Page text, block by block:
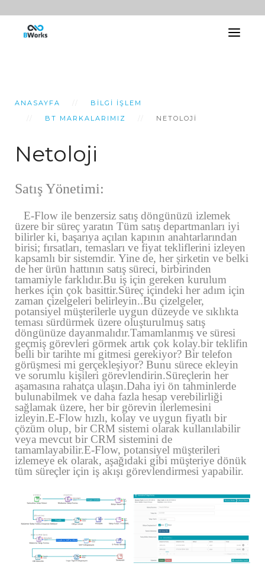
ANASAYFA
BILGI İŞLEM
BT MARKALARIMIZ
NETOLOJI
Netoloji
Satış Yönetimi:
E-Flow ile benzersiz satış döngünüzü izlemek
üzere bir süreç yaratın Tüm satış departmanları iyi
bilirler ki, başarıya açılan kapının anahtarlarından
birisi; fırsatları, temasları ve fiyat tekliflerini izleyen
kapsamlı bir sistemdir. Yine de, her şirketin ve belki
de her ürün hattının satış süreci, birbirinden
tamamiyle farklıdır.Bu iş için gereken kurulum
herkes için çok basittir.Süreç içindeki her adım için
zaman çizelgeleri belirleyin..Bu çizelgeler,
potansiyel müşterilerle uygun düzeyde ve sıklıkta
teması sürdürmek üzere oluşturulmuş satış
döngünüze dayanmalıdır.Tamamlanmış ve süresi
geçmiş görevleri görmek artık çok kolay.bir teklifin
belli bir tarihte mi gitmesi gerekiyor? Bir telefon
görüşmesi mi gerçekleşiyor? Bunu sürece ekleyin
ve sorumlu kişileri görevlendirin.Süreçlerin her
aşamasına rahatça ulaşın.Daha iyi ön tahminlerde
bulunabilmek ve daha fazla hesap verebilirliği
sağlamak üzere, her bir görevin ilerlemesini
izleyin.E-Flow hızlı, kolay ve uygun fiyatlı bir
çözüm olup, bir CRM sistemi olarak kullanılabilir
veya mevcut bir CRM sistemini de
tamamlayabilir.E-Flow, potansiyel müşterileri
izlemeye ek olarak, aşağıdaki gibi müşteriye dönük
tüm süreçler için iş akışı görevlendirmesi yapabilir.